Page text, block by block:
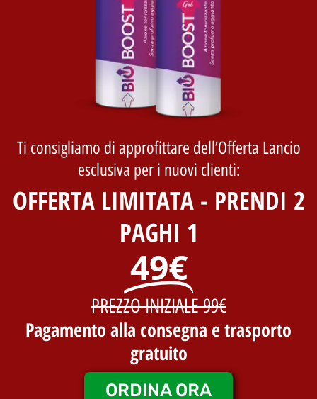
Ti consigliamo di approfittare dell’Offerta Lancio
esclusiva per i nuovi clienti:
OFFERTA LIMITATA - PRENDI 2
PAGHI 1
49€
PREZZO INIZIALE 99€
Pagamento alla consegna e trasporto
gratuito
ORDINA ORA